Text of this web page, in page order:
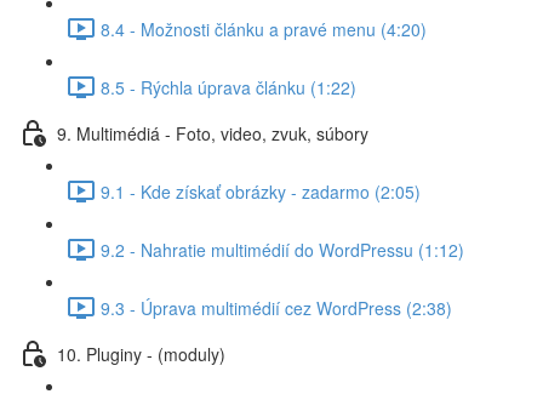
8.4 - Možnosti článku a pravé menu (4:20)
8.5 - Rýchla úprava článku (1:22)
9. Multimédiá - Foto, video, zvuk, súbory
9.1 - Kde získať obrázky - zadarmo (2:05)
9.2 - Nahratie multimédií do WordPressu (1:12)
9.3 - Úprava multimédií cez WordPress (2:38)
10. Pluginy - (moduly)